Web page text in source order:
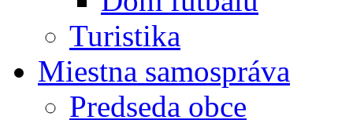
Turistika
Miestna samospráva
Predseda obce